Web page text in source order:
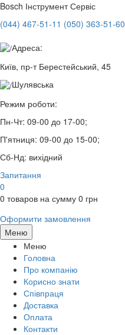
Bosch Інструмент Сервіс
(044) 467-51-11 (050) 363-51-60
Адреса:
Київ, пр-т Берестейський, 45
Шулявська
Режим роботи:
Пн-Чт: 09-00 до 17-00;
П'ятниця: 09-00 до 15-00;
Сб-Нд: вихідний
Запитання
0
0 товаров на сумму 0 грн
Оформити замовлення
Меню
Меню
Головна
Про компанію
Корисно знати
Співпраця
Доставка
Оплата
Контакти